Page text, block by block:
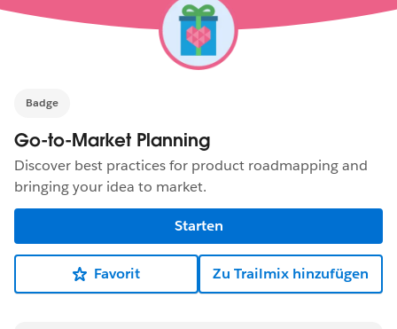
Badge
Go-to-Market Planning
Discover best practices for product roadmapping and
bringing your idea to market.
Starten
Favorit Zu Trailmix hinzufügen